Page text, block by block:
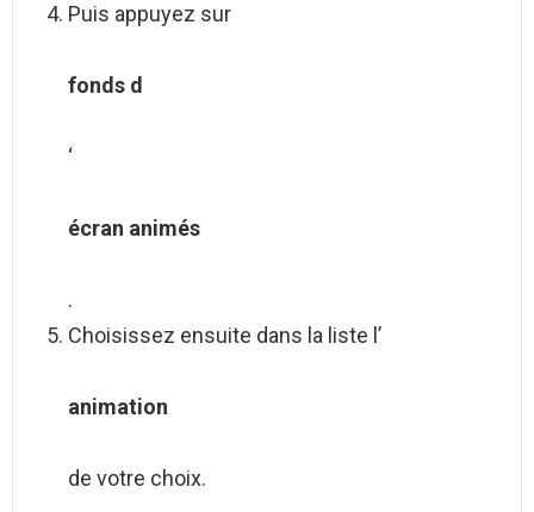
Puis appuyez sur
fonds d
‘
écran animés
.
Choisissez ensuite dans la liste l’
animation
de votre choix.